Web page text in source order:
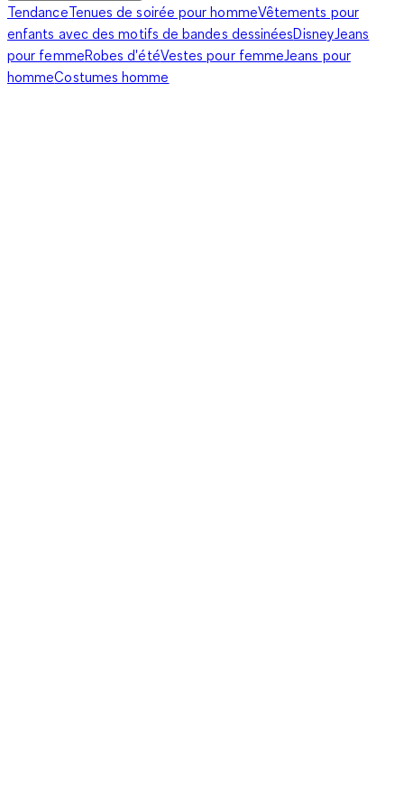
TendanceTenues de soirée pour hommeVêtements pour
enfants avec des motifs de bandes dessinéesDisneyJeans
pour femmeRobes d'étéVestes pour femmeJeans pour
hommeCostumes homme